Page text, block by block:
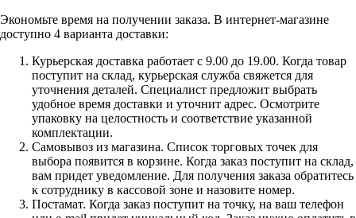
Экономьте время на получении заказа. В интернет-магазине
доступно 4 варианта доставки:
Курьерская доставка работает с 9.00 до 19.00. Когда товар
поступит на склад, курьерская служба свяжется для
уточнения деталей. Специалист предложит выбрать
удобное время доставки и уточнит адрес. Осмотрите
упаковку на целостность и соответствие указанной
комплектации.
Самовывоз из магазина. Список торговых точек для
выбора появится в корзине. Когда заказ поступит на склад,
вам придет уведомление. Для получения заказа обратитесь
к сотруднику в кассовой зоне и назовите номер.
Постамат. Когда заказ поступит на точку, на ваш телефон